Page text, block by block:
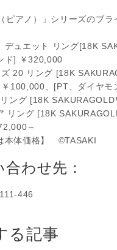
ピアノ）」シリーズのブラ
デュエット リング[18K
ド] ￥320,000
20 リング [18K
￥100,000、[PT、ダイヤ
リング [18K
リング [18K
～
本体価格】 ©TASAKI
合わせ先：
446
る記事